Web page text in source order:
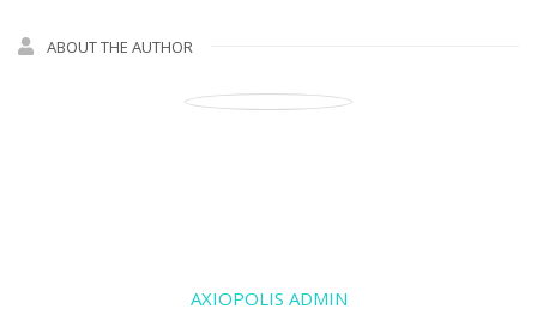
ABOUT THE AUTHOR
AXIOPOLIS ADMIN